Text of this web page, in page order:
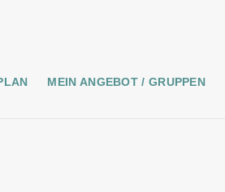
MEIN ANGEBOT / GRUPPEN